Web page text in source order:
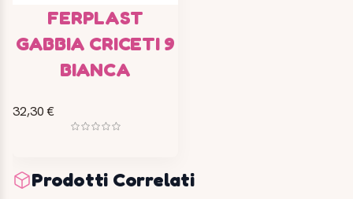
FERPLAST
GABBIA CRICETI 9
BIANCA
32,30 €
Prodotti Correlati